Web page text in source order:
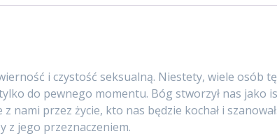
i czystość seksualną. Niestety, wiele osób
do pewnego momentu. Bóg stworzył nas
przez życie, kto nas będzie kochał i
z jego przeznaczeniem.